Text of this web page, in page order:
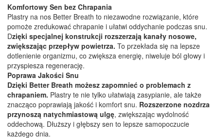
Komfortowy Sen bez Chrapania
Plastry na nos Better Breath to niezawodne rozwiązanie, które
pomoże zredukować chrapanie i ułatwi oddychanie podczas snu.
Dzięki specjalnej konstrukcji rozszerzają kanały nosowe,
zwiększając przepływ powietrza. To przekłada się na lepsze
dotlenienie organizmu, co zwiększa energię, niweluje ból głowy i
przyspiesza regenerację.
Poprawa Jakości Snu
Dzięki Better Breath możesz zapomnieć o problemach z
chrapaniem. Plastry te nie tylko ułatwiają zasypianie, ale także
znacząco poprawiają jakość i komfort snu. Rozszerzone nozdrza
przynoszą natychmiastową ulgę, zwiększając wydolność
oddechową. Dłuższy i głębszy sen to lepsze samopoczucie
każdego dnia.